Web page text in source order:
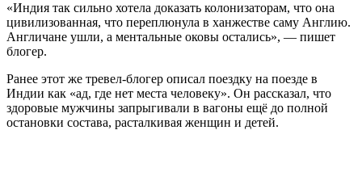
«Индия так сильно хотела доказать колонизаторам, что она
цивилизованная, что переплюнула в ханжестве саму Англию.
Англичане ушли, а ментальные оковы остались», — пишет
блогер.
Ранее этот же тревел-блогер описал поездку на поезде в
Индии как «ад, где нет места человеку». Он рассказал, что
здоровые мужчины запрыгивали в вагоны ещё до полной
остановки состава, расталкивая женщин и детей.